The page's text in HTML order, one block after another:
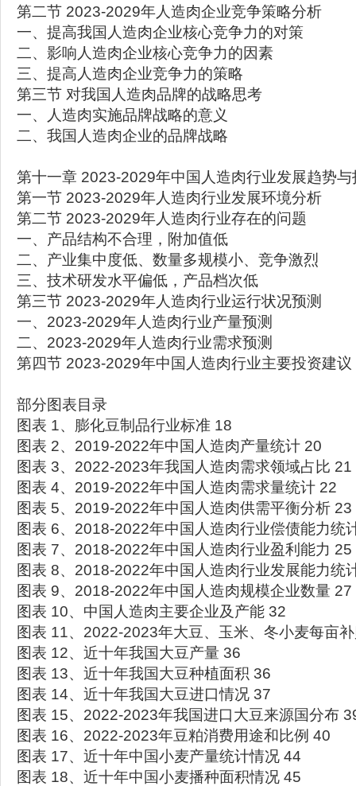
第二节 2023-2029年人造肉企业竞争策略分析
一、提高我国人造肉企业核心竞争力的对策
二、影响人造肉企业核心竞争力的因素
三、提高人造肉企业竞争力的策略
第三节 对我国人造肉品牌的战略思考
一、人造肉实施品牌战略的意义
二、我国人造肉企业的品牌战略
第十一章 2023-2029年中国人造肉行业发展趋势与
第一节 2023-2029年人造肉行业发展环境分析
第二节 2023-2029年人造肉行业存在的问题
一、产品结构不合理，附加值低
二、产业集中度低、数量多规模小、竞争激烈
三、技术研发水平偏低，产品档次低
第三节 2023-2029年人造肉行业运行状况预测
一、2023-2029年人造肉行业产量预测
二、2023-2029年人造肉行业需求预测
第四节 2023-2029年中国人造肉行业主要投资建议
部分图表目录
图表 1、膨化豆制品行业标准 18
图表 2、2019-2022年中国人造肉产量统计 20
图表 3、2022-2023年我国人造肉需求领域占比 21
图表 4、2019-2022年中国人造肉需求量统计 22
图表 5、2019-2022年中国人造肉供需平衡分析 23
图表 6、2018-2022年中国人造肉行业偿债能力统
图表 7、2018-2022年中国人造肉行业盈利能力 25
图表 8、2018-2022年中国人造肉行业发展能力统
图表 9、2018-2022年中国人造肉规模企业数量 27
图表 10、中国人造肉主要企业及产能 32
图表 11、2022-2023年大豆、玉米、冬小麦每亩
图表 12、近十年我国大豆产量 36
图表 13、近十年我国大豆种植面积 36
图表 14、近十年我国大豆进口情况 37
图表 15、2022-2023年我国进口大豆来源国分布
图表 16、2022-2023年豆粕消费用途和比例 40
图表 17、近十年中国小麦产量统计情况 44
图表 18、近十年中国小麦播种面积情况 45